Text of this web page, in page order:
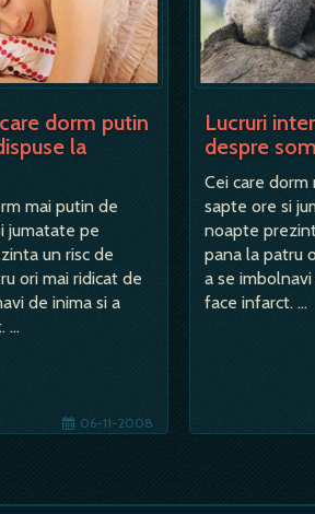
dorm putin
la
mai putin de
jumatate pe
un risc de
ori mai ridicat de
de inima si a
…
06-11-2008
Lucruri
despre
Cei care dorm
sapte ore si
noapte
pana la patru
a se
face infarct. …